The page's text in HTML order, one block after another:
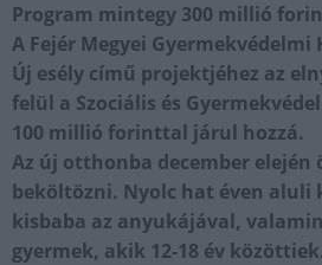
Program mintegy 300 millió
A Fejér Megyei
Új esély című projektjéhez az
felül a Szociális és
100 millió forinttal járul hozzá.
Az új otthonba december elején
beköltözni. Nyolc hat éven aluli
kisbaba az anyukájával,
gyermek, akik 12-18 év közöttiek.